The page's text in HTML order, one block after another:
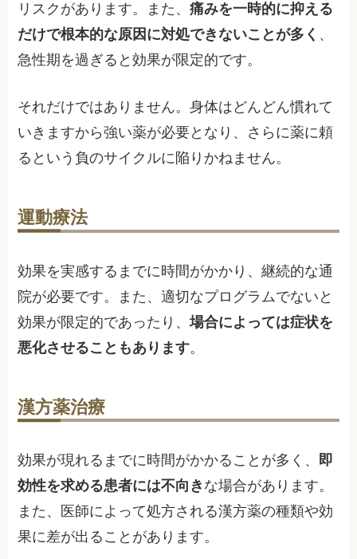
リスクがあります。また、痛みを一時的に抑える
だけで根本的な原因に対処できないことが多く 、
急性期を過ぎると効果が限定的です。
それだけではありません。身体はどんどん慣れて
いきますから強い薬が必要となり、さらに薬に頼
るという負のサイクルに陥りかねません。
運動療法
効果を実感するまでに時間がかかり、継続的な通
院が必要です。また、適切なプログラムでないと
効果が限定的であったり、場合によっては症状を
悪化させることもあります。
漢方薬治療
効果が現れるまでに時間がかかることが多く、 即
効性を求める患者には不向き な場合があります。
また、医師によって処方される漢方薬の種類や効
果に差が出ることがあります。